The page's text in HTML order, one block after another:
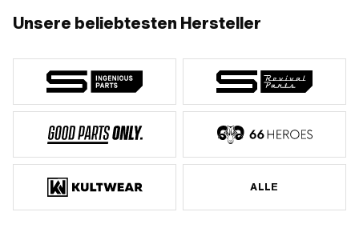
Unsere beliebtesten Hersteller
ALLE